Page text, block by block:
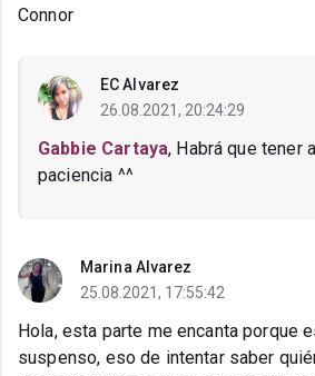
Connor
EC Alvarez
26.08.2021, 20:24:29
Gabbie Cartaya, Habrá que tener
paciencia ^^
Marina Alvarez
25.08.2021, 17:55:42
Hola, esta parte me encanta porque
suspenso, eso de intentar saber